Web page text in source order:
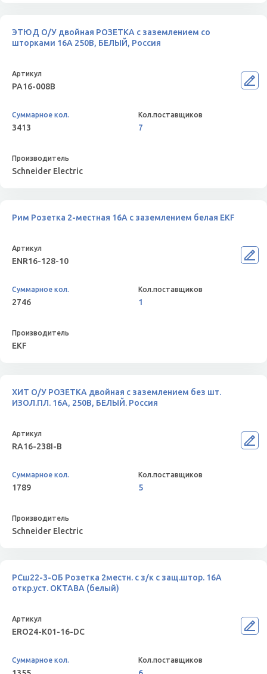
ЭТЮД О/У двойная РОЗЕТКА с заземлением со
шторками 16А 250B, БЕЛЫЙ, Россия
PA16-008B
3413 7
Schneider Electric
Рим Розетка 2-местная 16А с заземлением белая EKF
ENR16-128-10
2746 1
EKF
ХИТ О/У РОЗЕТКА двойная с заземлением без шт.
ИЗОЛ.ПЛ. 16А, 250В, БЕЛЫЙ. Россия
RA16-238I-B
1789 5
Schneider Electric
РСш22-3-ОБ Розетка 2местн. с з/к с защ.штор. 16А
откр.уст. ОКТАВА (белый)
ERO24-K01-16-DC